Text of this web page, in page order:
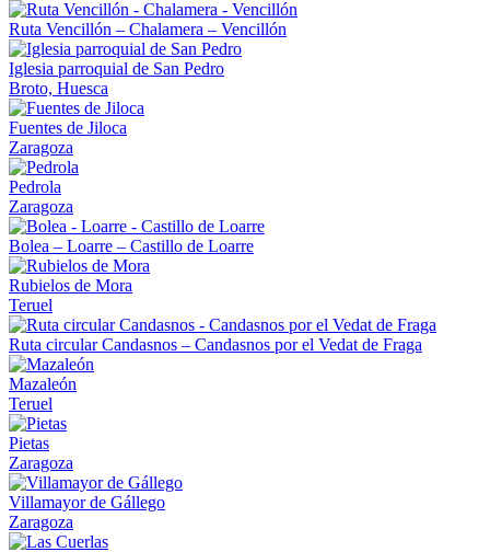
Ruta Vencillón – Chalamera – Vencillón
Iglesia parroquial de San Pedro
Broto, Huesca
Fuentes de Jiloca
Zaragoza
Pedrola
Zaragoza
Bolea – Loarre – Castillo de Loarre
Rubielos de Mora
Teruel
Ruta circular Candasnos – Candasnos por el Vedat de Fraga
Mazaleón
Teruel
Pietas
Zaragoza
Villamayor de Gállego
Zaragoza